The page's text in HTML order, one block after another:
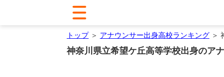
トップ＞ アナウンサー出身高校ランキング ＞
神奈川県立希望ケ丘高等学校出身のア